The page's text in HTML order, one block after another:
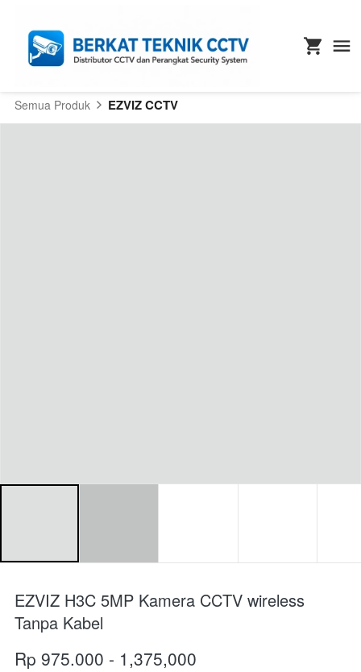
Semua Produk EZVIZ CCTV
EZVIZ H3C 5MP Kamera CCTV wireless
Tanpa Kabel
Rp 975.000 - 1,375,000